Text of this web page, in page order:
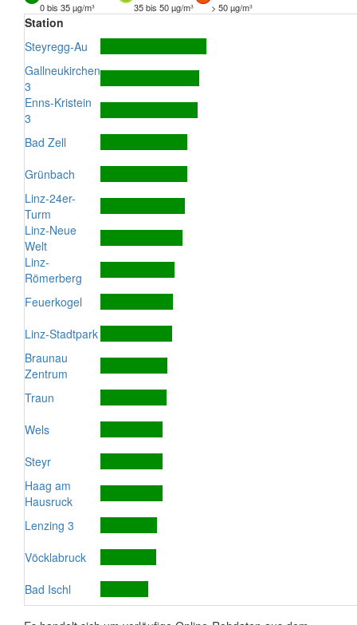
0 bis 35 µg/m³
35 bis 50 µg/m³ > 50 µg/m³
Station
Steyregg-Au
Gallneukirchen
3
Enns-Kristein
3
Bad Zell
Grünbach
Linz-24er-
Turm
Linz-Neue
Welt
Linz-
Römerberg
Feuerkogel
Linz-Stadtpark
Braunau
Zentrum
Traun
Wels
Steyr
Haag am
Hausruck
Lenzing 3
Vöcklabruck
Bad Ischl